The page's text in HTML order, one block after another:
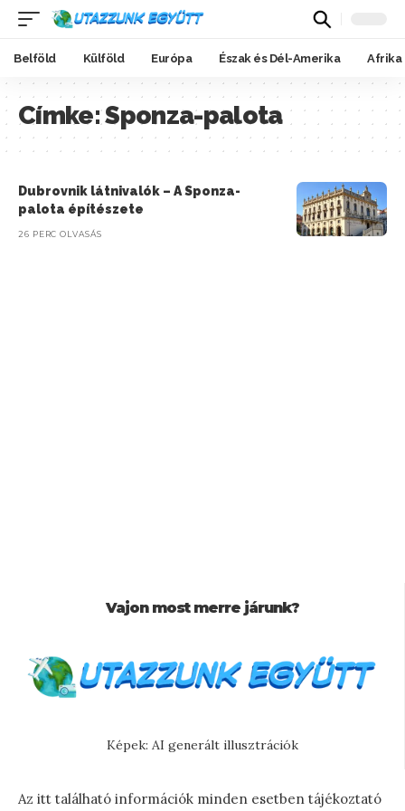
Belföld Külföld Európa Észak és Dél-Amerika Afrika
Címke:Sponza-palota
Dubrovnik látnivalók – A Sponza-
palota építészete
26 PERC OLVASÁS
Vajon most merre járunk?
Képek: AI generált illusztrációk
Az itt található információk minden esetben tájékoztató